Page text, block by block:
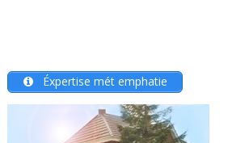
Éxpertise mét emphatie